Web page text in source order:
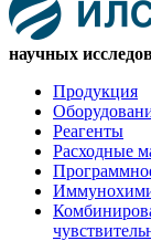
научных
Продукция
Реагенты
Расходные